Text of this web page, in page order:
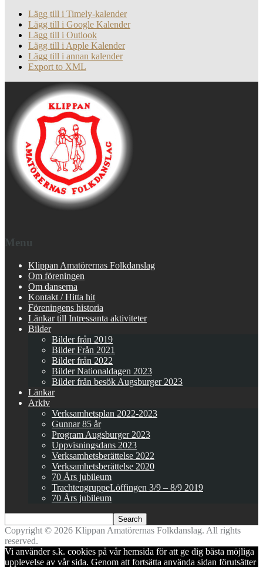
Lägg till i Timely-kalender
Lägg till i Google Kalender
Lägg till i Outlook
Lägg till i Apple Kalender
Lägg till i annan kalender
Export to XML
Menu
Klippan Amatörernas Folkdanslag
Om föreningen
Om danserna
Kontakt / Hitta hit
Föreningens historia
Länkar till Intressanta aktiviteter
Bilder
Bilder från 2019
Bilder Från 2021
Bilder från 2022
Bilder Nationaldagen 2023
Bilder från besök Augsburger 2023
Länkar
Arkiv
Verksamhetsplan 2022-2023
Gunnar 85 år
Program Augsburger 2023
Uppvisningsdans 2023
Verksamhetsberättelse 2022
Verksamhetsberättelse 2020
70 Års jubileum
TrachtengruppeLöffingen 3/9 – 8/9 2019
70 Års jubileum
Copyright © 2026 Klippan Amatörernas Folkdanslag. All rights
reserved.
Vi använder s.k. cookies på vår hemsida för att ge dig bästa möjliga
upplevelse av vår sida. Genom att fortsätta använda sidan förutsätter